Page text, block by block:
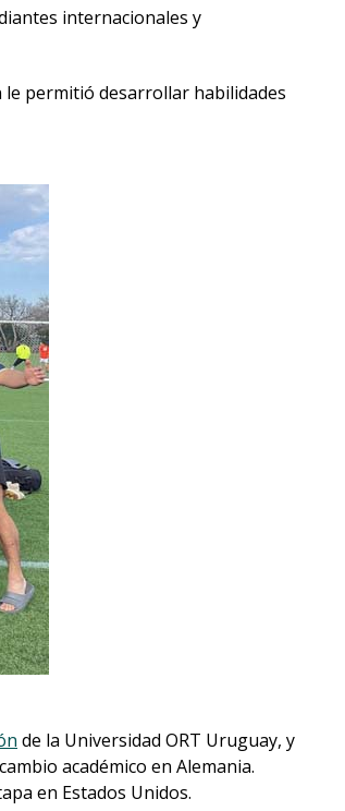
internacionales y
le permitió desarrollar habilidades
de la Universidad ORT Uruguay, y
académico en Alemania.
en Estados Unidos.